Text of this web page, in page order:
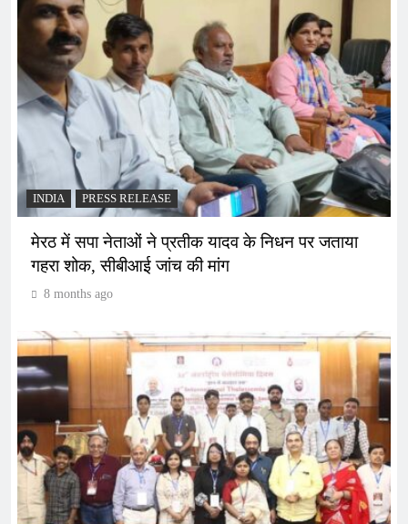
INDIA PRESS RELEASE
मेरठ में सपा नेताओं ने प्रतीक यादव के निधन पर जताया
गहरा शोक, सीबीआई जांच की मांग
8 months ago